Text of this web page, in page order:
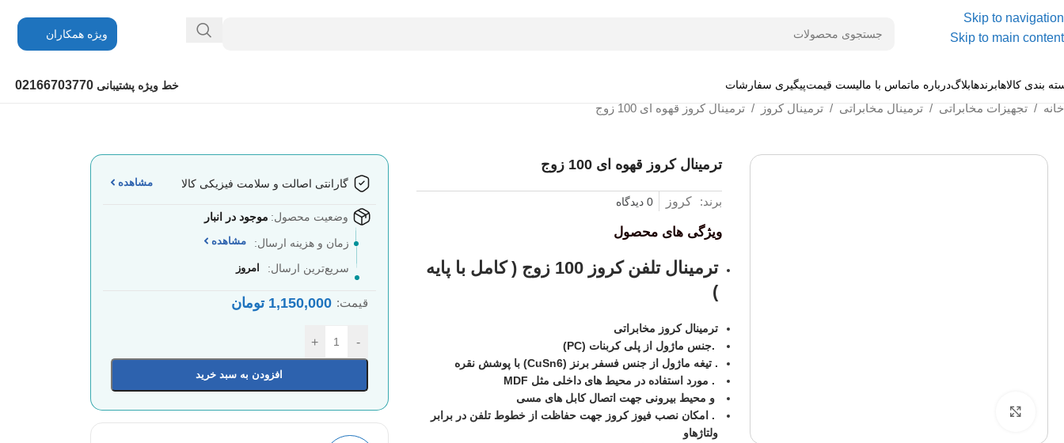
Skip to navigation
Skip to main content
ویژه همکاران
بندی کالاهابرندهابلاگدرباره ماتماس با مالیست قیمتپیگیری سفارشات خط ویژه پشتیبانی 02166703770
خانه / تجهیزات مخابراتی / ترمینال مخابراتی / ترمینال کروز / ترمینال کروز قهوه ای 100 زوج
ترمینال کروز قهوه ای 100 زوج
برند: کروز 0 دیدگاه
ویژگی های محصول
ترمینال تلفن کروز 100 زوج ( کامل با پایه
)
ترمینال کروز مخابراتی
.جنس ماژول از پلی کربنات (PC)
. تیغه ماژول از جنس فسفر برنز (CuSn6) با پوشش نقره
. مورد استفاده در محیط های داخلی مثل MDF
و محیط بیرونی جهت اتصال کابل های مسی
. امکان نصب فیوز کروز جهت حفاظت از خطوط تلفن در برابر
ولتاژهاو
گارانتی اصالت و سلامت فیزیکی کالا مشاهده
وضعیت محصول: موجود در انبار
زمان و هزینه ارسال: مشاهده
سریع‌ترین ارسال: امروز
قیمت: 1,150,000 تومان
-
+
افزودن به سبد خرید